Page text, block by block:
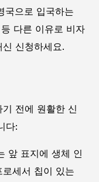
국으로 입국하는
다른 이유로 비자
신청하세요.
전에 원활한 신
다:
앞 표지에 생체 인
세서 칩이 있는